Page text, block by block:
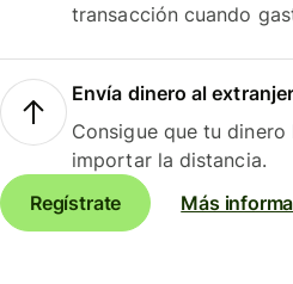
transacción cuando
Envía dinero al
Consigue que tu dinero
importar la distancia.
Regístrate
Más